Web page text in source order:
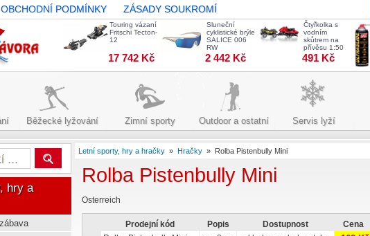
OBCHODNÍ PODMÍNKY ZÁSADY SOUKROMÍ
Touring vázaní
Fritschi Tecton-
12
17 742 Kč
Sluneční
cyklistické brýle
SALICE 006
RW
2 442 Kč
Čtyřkolka s
vodním
skůtrem na
přívěsu 1:50
491 Kč
Běžecké lyžování Zimní sporty Outdoor a ostatní Servis lyží
hry a
Letní sporty, hry a hračky » Hračky » Rolba Pistenbully Mini
Rolba Pistenbully Mini
Osterreich
Prodejní kód Popis Dostupnost
Cena